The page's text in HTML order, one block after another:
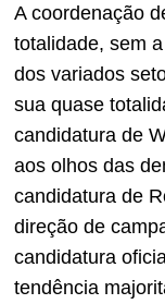
A coordenação
totalidade, sem
dos variados
sua quase
candidatura de
aos olhos das
candidatura de
direção de
candidatura
tendência